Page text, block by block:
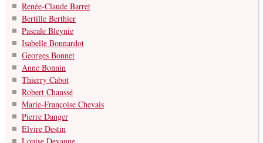
Renée-Claude Barret
Bertille Berthier
Pascale Bleynie
Isabelle Bonnardot
Georges Bonnet
Anne Bonnin
Thierry Cabot
Robert Chaussé
Marie-Françoise Chevais
Pierre Danger
Elvire Destin